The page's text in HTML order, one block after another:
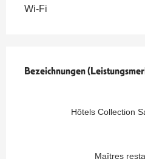
Wi-Fi
Bezeichnungen
Bezeichnungen
Hôtels Collection
Maîtres